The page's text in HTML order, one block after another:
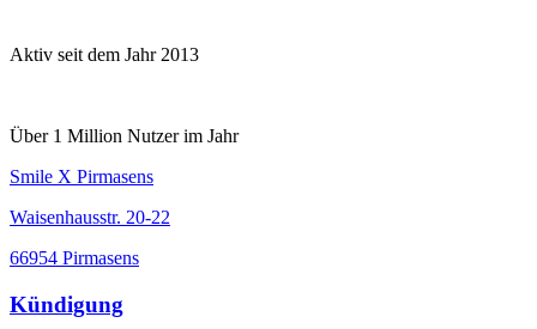
Aktiv seit dem Jahr 2013
Über 1 Million Nutzer im Jahr
Smile X Pirmasens
Waisenhausstr. 20-22
66954 Pirmasens
Kündigung